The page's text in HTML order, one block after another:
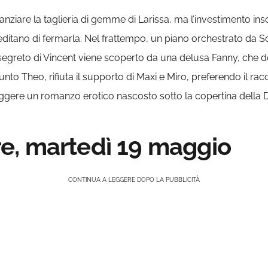
la taglieria di gemme di Larissa, ma l’investimento
di fermarla. Nel frattempo, un piano orchestrato da
di Vincent viene scoperto da una delusa Fanny, che
Theo, rifiuta il supporto di Maxi e Miro, preferendo il
un romanzo erotico nascosto sotto la copertina della
martedì 19 maggio
CONTINUA A LEGGERE DOPO LA PUBBLICITÀ